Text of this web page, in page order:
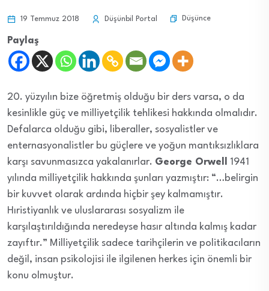
19 Temmuz 2018 Düşünbil Portal Düşünce
Paylaş
20. yüzyılın bize öğretmiş olduğu bir ders varsa, o da
kesinlikle güç ve milliyetçilik tehlikesi hakkında olmalıdır.
Defalarca olduğu gibi, liberaller, sosyalistler ve
enternasyonalistler bu güçlere ve yoğun mantıksızlıklara
karşı savunmasızca yakalanırlar. George Orwell
1941
yılında milliyetçilik hakkında şunları yazmıştır: “…belirgin
bir kuvvet olarak ardında hiçbir şey kalmamıştır.
Hıristiyanlık ve uluslararası sosyalizm ile
karşılaştırıldığında neredeyse hasır altında kalmış kadar
zayıftır.” Milliyetçilik sadece tarihçilerin ve politikacıların
değil, insan psikolojisi ile ilgilenen herkes için önemli bir
konu olmuştur.